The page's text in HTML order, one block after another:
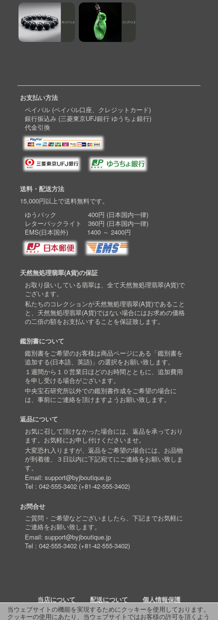
当ウェブサイトの機能を実現するためにクッキーを使用しております。
クッキーの使用にあたり、当ウェブサイトではお客様の許可を頂くよう
お支払い方法
ペイパル (ペイパル口座、クレジットカード)
銀行振込み (三菱東京UFJ銀行 ゆうちょ銀行)
代金引換
送料・配送方法
15,000円以上で送料無料です。
ゆうパック 400円 (日本国内一律)
レターパックライト 360円 (日本国内一律)
EMS(日本国外) 1400 ～ 2400円
天然無処理翡翠(A貨)の保証
お取り扱いしている翡翠は、全て天然無処理翡翠(A貨)で
ございます。
私たちのコレクションが天然無処理翡翠(A貨)であること
と、天然無処理翡翠(A貨)ではない場合にはお求めの価格
の二倍の額をお支払いすることを保証致します。
鑑別書について
鑑別書をご希望のお客様は商品ページにある「鑑別書を
追加する(日本語、英語)」の選択をお願い致します。
１週間から１０営業日ほどのお時間とともに、追加費用
を申し受ける場合がございます。
中央宝石研究所以外での鑑別書作成をご希望の場合に
は、事前にご連絡を頂けますようお願い致します。
返品について
お気に召して頂けなかった場合には、返品を承っており
ます。お気軽にお申し付けくださいませ。
大変恐れ入りますが、返品をご希望の場合には、お品物
が到着後、３日以内に下記宛てにご連絡をお願い致しま
す。
Email: support@byjboutique.jp
Tel : 042-555-3402(+81-42-555-3402)
お問合せ
ご質問・ご希望などございましたら、下記までお気軽に
ご連絡をお願い致します。
Email: support@byjboutique.jp
Tel : 042-555-3402(+81-42-555-3402)
当店について 配送について
個人情報保護
詳細検索
よくあるご質問 お問い合わせ RSS